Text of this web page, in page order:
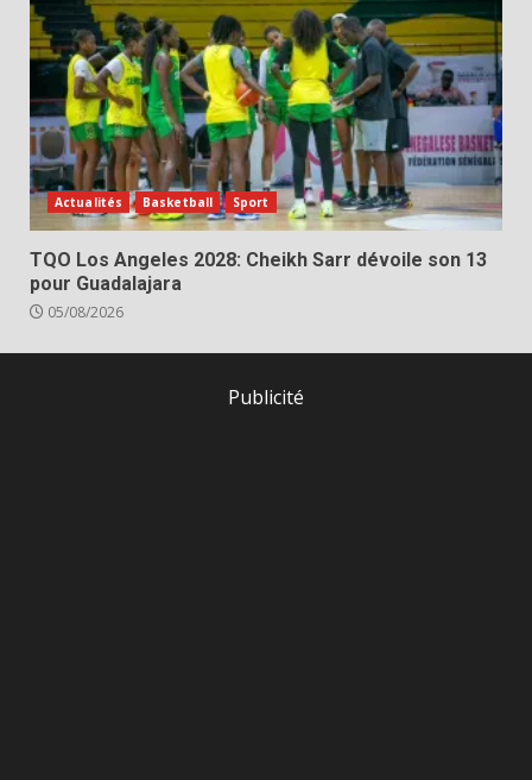
Actualités Basketball Sport
TQO Los Angeles 2028: Cheikh Sarr dévoile son 13
pour Guadalajara
05/08/2026
Publicité